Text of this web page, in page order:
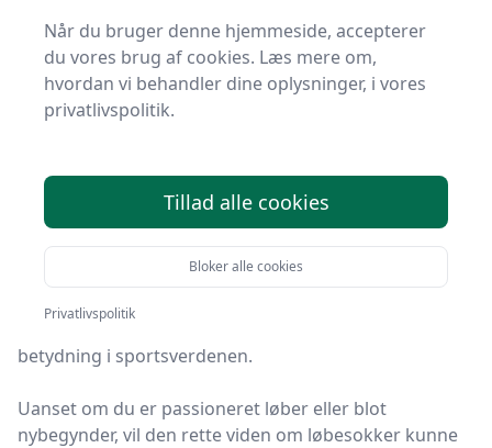
Forside Tøj og Accessories
Tøj
Strømper, sokker og strømpebukser
Løbestrømper
Løbestrømper - 108 på
Velkommen til vores omfattendeløbestrømpe-guide
her på fashion-online.dk.
Denne guide er skabt med formålet at give dig en
dybdegående forståelse af
betydning i sportsverdenen.
Uanset om du er passioneret løber eller blot
nybegynder, vil den rette viden om løbesokker kunne
Når du bruger denne hjemmeside, accepterer
du vores brug af cookies. Læs mere om,
hvordan vi behandler dine oplysninger, i vores
privatlivspolitik.
Tillad alle cookies
Bloker alle cookies
Privatlivspolitik